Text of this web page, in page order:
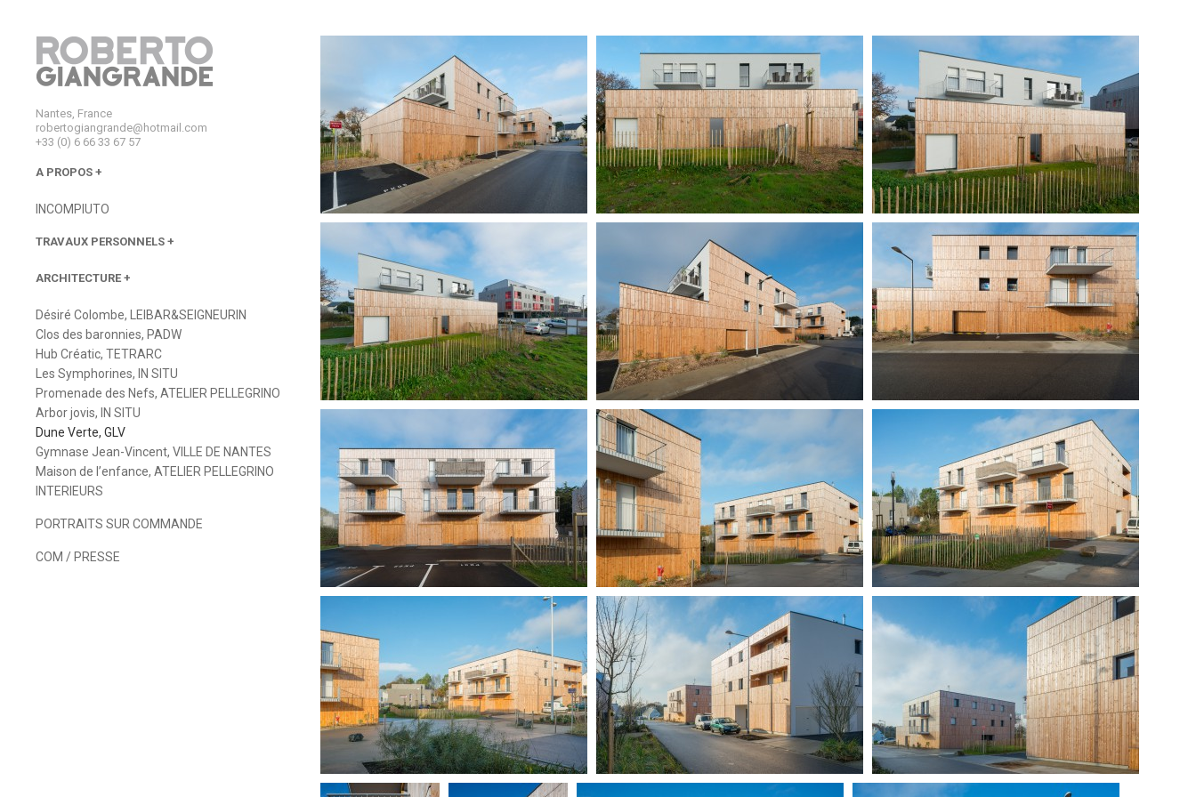
Nantes, France
robertogiangrande@hotmail.com
+33 (0) 6 66 33 67 57
A PROPOS
INCOMPIUTO
TRAVAUX PERSONNELS
ARCHITECTURE
Désiré Colombe, LEIBAR&SEIGNEURIN
Clos des baronnies, PADW
Hub Créatic, TETRARC
Les Symphorines, IN SITU
Promenade des Nefs, ATELIER PELLEGRINO
Arbor jovis, IN SITU
Dune Verte, GLV
Gymnase Jean-Vincent, VILLE DE NANTES
Maison de l’enfance, ATELIER PELLEGRINO
INTERIEURS
PORTRAITS SUR COMMANDE
COM / PRESSE